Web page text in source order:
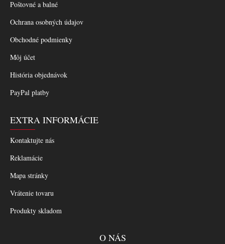
Poštovné a balné
Ochrana osobných údajov
Obchodné podmienky
Môj účet
História objednávok
PayPal platby
EXTRA INFORMÁCIE
Kontaktujte nás
Reklamácie
Mapa stránky
Vrátenie tovaru
Produkty skladom
O NÁS